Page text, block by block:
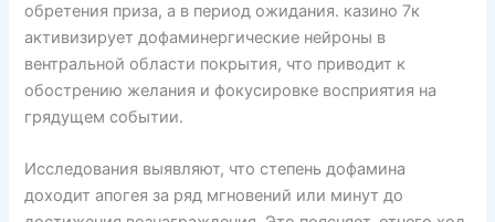
обретения приза, а в период ожидания. казино 7к
активизирует дофаминергические нейроны в
вентральной области покрытия, что приводит к
обострению желания и фокусировке восприятия на
грядущем событии.
Исследования выявляют, что степень дофамина
доходит апогея за ряд мгновений или минут до